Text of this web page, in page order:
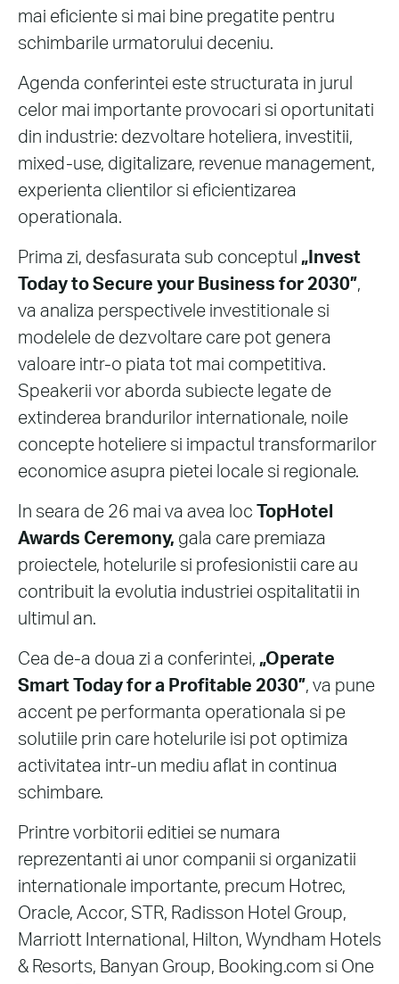
mai eficiente si mai bine pregatite pentru
schimbarile urmatorului deceniu.
Agenda conferintei este structurata in jurul
celor mai importante provocari si oportunitati
din industrie: dezvoltare hoteliera, investitii,
mixed-use, digitalizare, revenue management,
experienta clientilor si eficientizarea
operationala.
Prima zi, desfasurata sub conceptul „Invest
Today to Secure your Business for 2030”,
va analiza perspectivele investitionale si
modelele de dezvoltare care pot genera
valoare intr-o piata tot mai competitiva.
Speakerii vor aborda subiecte legate de
extinderea brandurilor internationale, noile
concepte hoteliere si impactul transformarilor
economice asupra pietei locale si regionale.
In seara de 26 mai va avea loc
TopHotel
Awards Ceremony, gala care premiaza
proiectele, hotelurile si profesionistii care au
contribuit la evolutia industriei ospitalitatii in
ultimul an.
Cea de-a doua zi a conferintei, „Operate
Smart Today for a Profitable 2030”, va pune
accent pe performanta operationala si pe
solutiile prin care hotelurile isi pot optimiza
activitatea intr-un mediu aflat in continua
schimbare.
Printre vorbitorii editiei se numara
reprezentanti ai unor companii si organizatii
internationale importante, precum Hotrec,
Oracle, Accor, STR, Radisson Hotel Group,
Marriott International, Hilton, Wyndham Hotels
& Resorts, Banyan Group, Booking.com si One